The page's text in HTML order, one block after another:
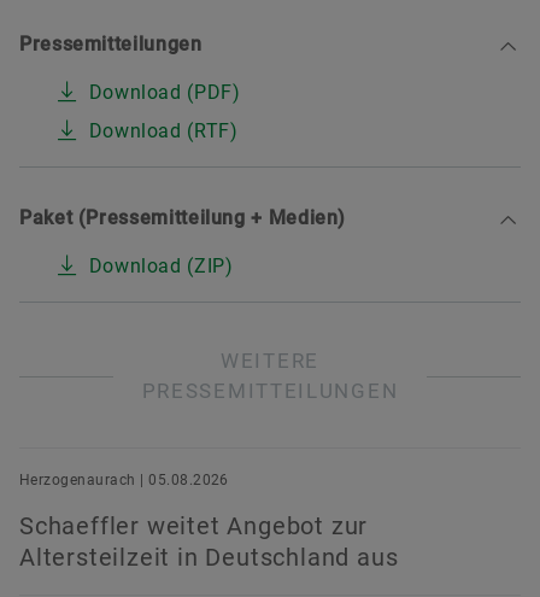
Pressemitteilungen
Download (PDF)
Download (RTF)
Paket (Pressemitteilung + Medien)
Download (ZIP)
WEITERE
PRESSEMITTEILUNGEN
Herzogenaurach | 05.08.2026
Schaeffler weitet Angebot zur
Altersteilzeit in Deutschland aus